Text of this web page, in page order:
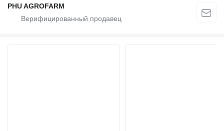
PHU AGROFARM